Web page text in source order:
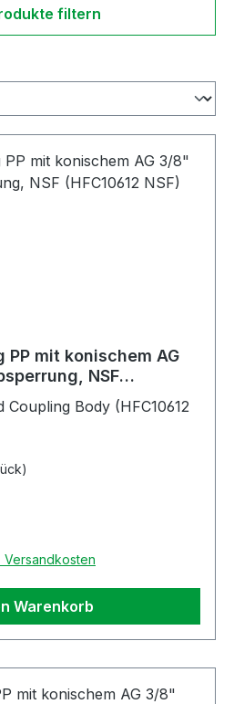
filtern
mit konischem AG
NSF
Body (HFC10612
Versandkosten
Warenkorb